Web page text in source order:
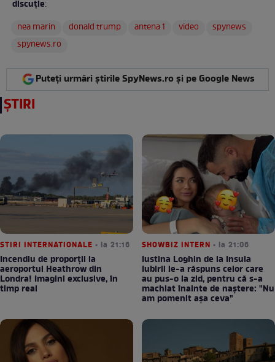
discuție:
nea marin
donald trump antena 1 video
spynews
spynews.ro
Puteți urmări știrile SpyNews.ro și pe Google News
ȘTIRI
STIRI INTERNATIONALE • la 21:16
Incendiu de proporții la
aeroportul Heathrow din
Londra! Imagini exclusive, în
timp real
SHOWBIZ INTERN • la 21:06
Iustina Loghin de la Insula
Iubirii le-a răspuns celor care
au pus-o la zid, pentru că s-a
machiat înainte de naștere: "Nu
am pomenit așa ceva"